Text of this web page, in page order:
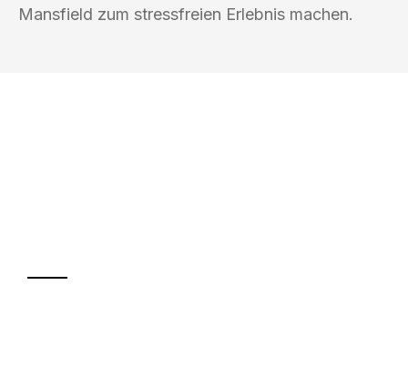
Mansfield zum stressfreien Erlebnis machen.